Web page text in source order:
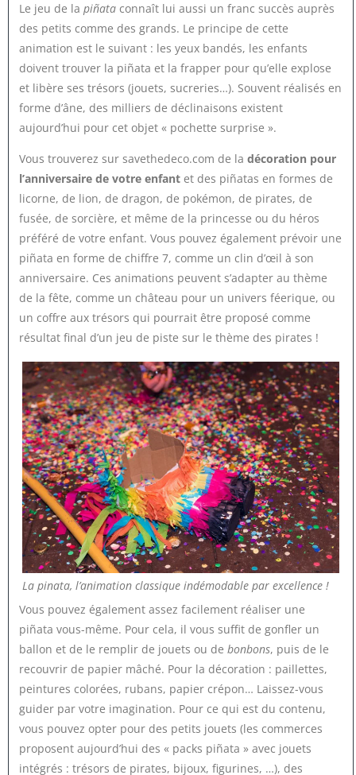
Le jeu de la piñata connaît lui aussi un franc succès auprès
des petits comme des grands. Le principe de cette
animation est le suivant : les yeux bandés, les enfants
doivent trouver la piñata et la frapper pour qu’elle explose
et libère ses trésors (jouets, sucreries…). Souvent réalisés en
forme d’âne, des milliers de déclinaisons existent
aujourd’hui pour cet objet « pochette surprise ».
Vous trouverez sur savethedeco.com de la décoration pour
l’anniversaire de votre enfantet des piñatas en formes de
licorne, de lion, de dragon, de pokémon, de pirates, de
fusée, de sorcière, et même de la princesse ou du héros
préféré de votre enfant. Vous pouvez également prévoir une
piñata en forme de chiffre 7, comme un clin d’œil à son
anniversaire. Ces animations peuvent s’adapter au thème
de la fête, comme un château pour un univers féerique, ou
un coffre aux trésors qui pourrait être proposé comme
résultat final d’un jeu de piste sur le thème des pirates !
La pinata, l’animation classique indémodable par excellence !
Vous pouvez également assez facilement réaliser une
piñata vous-même. Pour cela, il vous suffit de gonfler un
ballon et de le remplir de jouets ou de bonbons, puis de le
recouvrir de papier mâché. Pour la décoration : paillettes,
peintures colorées, rubans, papier crépon… Laissez-vous
guider par votre imagination. Pour ce qui est du contenu,
vous pouvez opter pour des petits jouets (les commerces
proposent aujourd’hui des « packs piñata » avec jouets
intégrés : trésors de pirates, bijoux, figurines, …), des